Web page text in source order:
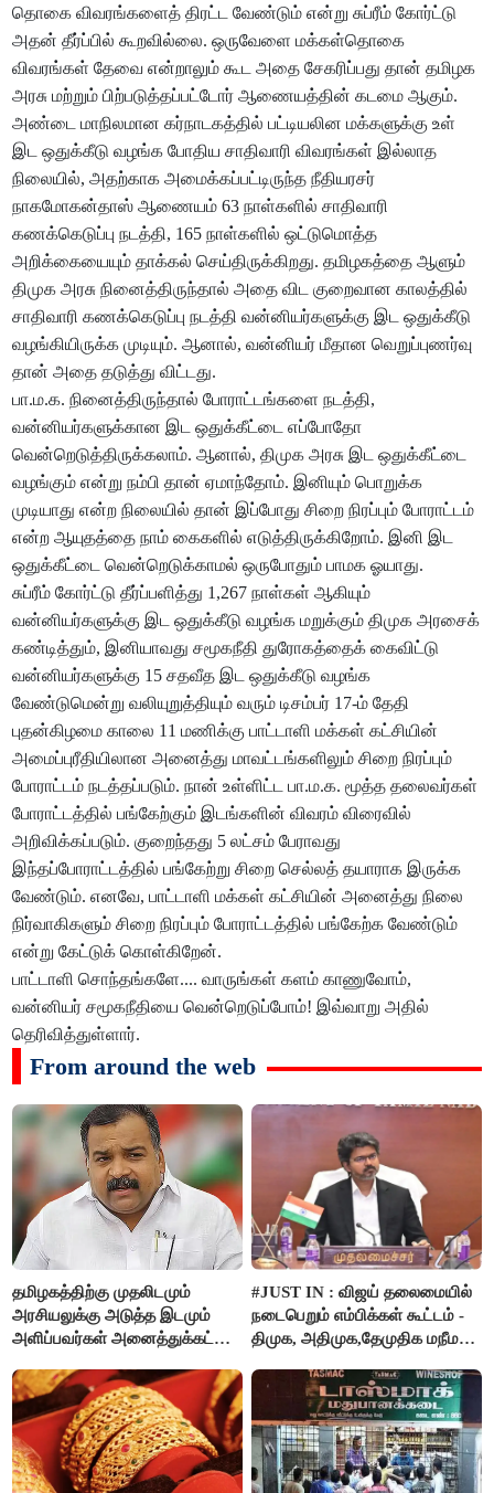
தொகை விவரங்களைத் திரட்ட வேண்டும் என்று சுப்ரீம் கோர்ட்டு
அதன் தீர்ப்பில் கூறவில்லை. ஒருவேளை மக்கள்தொகை
விவரங்கள் தேவை என்றாலும் கூட அதை சேகரிப்பது தான் தமிழக
அரசு மற்றும் பிற்படுத்தப்பட்டோர் ஆணையத்தின் கடமை ஆகும்.
அண்டை மாநிலமான கர்நாடகத்தில் பட்டியலின மக்களுக்கு உள்
இட ஒதுக்கீடு வழங்க போதிய சாதிவாரி விவரங்கள் இல்லாத
நிலையில், அதற்காக அமைக்கப்பட்டிருந்த நீதியரசர்
நாகமோகன்தாஸ் ஆணையம் 63 நாள்களில் சாதிவாரி
கணக்கெடுப்பு நடத்தி, 165 நாள்களில் ஒட்டுமொத்த
அறிக்கையையும் தாக்கல் செய்திருக்கிறது. தமிழகத்தை ஆளும்
திமுக அரசு நினைத்திருந்தால் அதை விட குறைவான காலத்தில்
சாதிவாரி கணக்கெடுப்பு நடத்தி வன்னியர்களுக்கு இட ஒதுக்கீடு
வழங்கியிருக்க முடியும். ஆனால், வன்னியர் மீதான வெறுப்புணர்வு
தான் அதை தடுத்து விட்டது.
பா.ம.க. நினைத்திருந்தால் போராட்டங்களை நடத்தி,
வன்னியர்களுக்கான இட ஒதுக்கீட்டை எப்போதோ
வென்றெடுத்திருக்கலாம். ஆனால், திமுக அரசு இட ஒதுக்கீட்டை
வழங்கும் என்று நம்பி தான் ஏமாந்தோம். இனியும் பொறுக்க
முடியாது என்ற நிலையில் தான் இப்போது சிறை நிரப்பும் போராட்டம்
என்ற ஆயுதத்தை நாம் கைகளில் எடுத்திருக்கிறோம். இனி இட
ஒதுக்கீட்டை வென்றெடுக்காமல் ஒருபோதும் பாமக ஓயாது.
சுப்ரீம் கோர்ட்டு தீர்ப்பளித்து 1,267 நாள்கள் ஆகியும்
வன்னியர்களுக்கு இட ஒதுக்கீடு வழங்க மறுக்கும் திமுக அரசைக்
கண்டித்தும், இனியாவது சமூகநீதி துரோகத்தைக் கைவிட்டு
வன்னியர்களுக்கு 15 சதவீத இட ஒதுக்கீடு வழங்க
வேண்டுமென்று வலியுறுத்தியும் வரும் டிசம்பர் 17-ம் தேதி
புதன்கிழமை காலை 11 மணிக்கு பாட்டாளி மக்கள் கட்சியின்
அமைப்புரீதியிலான அனைத்து மாவட்டங்களிலும் சிறை நிரப்பும்
போராட்டம் நடத்தப்படும். நான் உள்ளிட்ட பா.ம.க. மூத்த தலைவர்கள்
போராட்டத்தில் பங்கேற்கும் இடங்களின் விவரம் விரைவில்
அறிவிக்கப்படும். குறைந்தது 5 லட்சம் பேராவது
இந்தப்போராட்டத்தில் பங்கேற்று சிறை செல்லத் தயாராக இருக்க
வேண்டும். எனவே, பாட்டாளி மக்கள் கட்சியின் அனைத்து நிலை
நிர்வாகிகளும் சிறை நிரப்பும் போராட்டத்தில் பங்கேற்க வேண்டும்
என்று கேட்டுக் கொள்கிறேன்.
பாட்டாளி சொந்தங்களே.... வாருங்கள் களம் காணுவோம்,
வன்னியர் சமூகநீதியை வென்றெடுப்போம்! இவ்வாறு அதில்
தெரிவித்துள்ளார்.
From around the web
தமிழகத்திற்கு முதலிடமும்
அரசியலுக்கு அடுத்த இடமும்
அளிப்பவர்கள் அனைத்துக்கட்சி
பங்கேற்பார்கள் - மாணிக்கம்
தாகூர்..!!
#JUST IN : விஜய் தலைமையில்
நடைபெறும் எம்பிக்கள் கூட்டம் -
திமுக, அதிமுக,தேமுதிக மநீம